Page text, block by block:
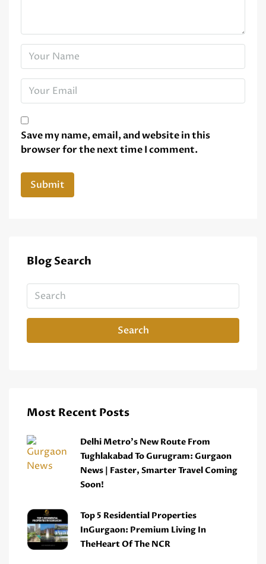
Save my name, email, and website in this
browser for the next time I comment.
Blog Search
Search
Most Recent Posts
Delhi Metro’s New Route From
Tughlakabad To Gurugram: Gurgaon
News | Faster, Smarter Travel Coming
Soon!
Top 5 Residential Properties
InGurgaon: Premium Living In
TheHeart Of The NCR